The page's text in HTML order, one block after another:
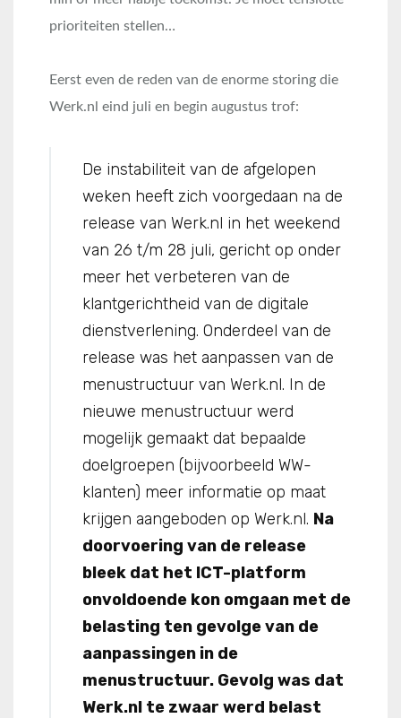
prioriteiten stellen…
Eerst even de reden van de enorme storing die
Werk.nl eind juli en begin augustus trof:
De instabiliteit van de afgelopen
weken heeft zich voorgedaan na de
release van Werk.nl in het weekend
van 26 t/m 28 juli, gericht op onder
meer het verbeteren van de
klantgerichtheid van de digitale
dienstverlening. Onderdeel van de
release was het aanpassen van de
menustructuur van Werk.nl. In de
nieuwe menustructuur werd
mogelijk gemaakt dat bepaalde
doelgroepen (bijvoorbeeld WW-
klanten) meer informatie op maat
krijgen aangeboden op Werk.nl. Na
doorvoering van de release
bleek dat het ICT-platform
onvoldoende kon omgaan met de
belasting ten gevolge van de
aanpassingen in de
menustructuur. Gevolg was dat
Werk.nl te zwaar werd belast